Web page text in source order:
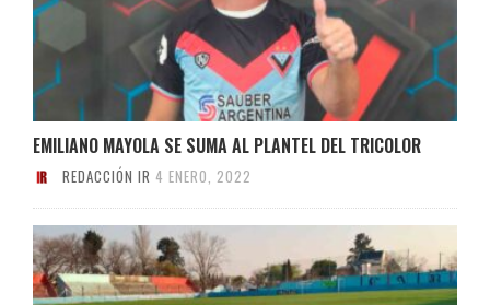
EMILIANO MAYOLA SE SUMA AL PLANTEL DEL TRICOLOR
REDACCIÓN IR 4 ENERO, 2022